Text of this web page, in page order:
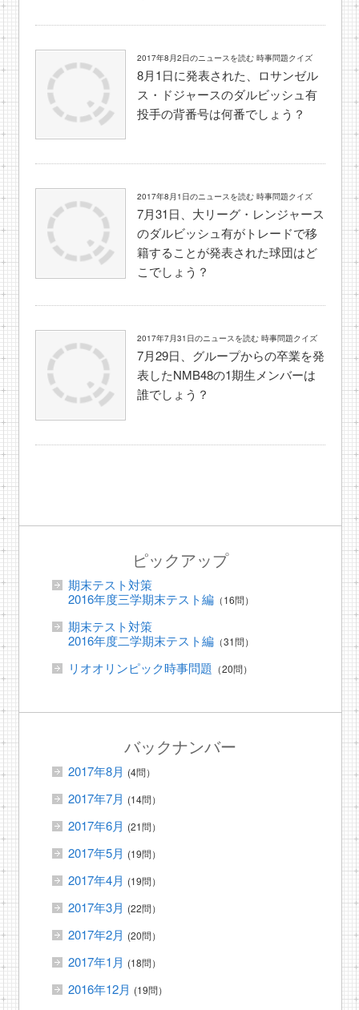
2017年8月2日のニュースを読む 時事問題クイズ
8月1日に発表された、ロサンゼル
ス・ドジャースのダルビッシュ有
投手の背番号は何番でしょう？
2017年8月1日のニュースを読む 時事問題クイズ
7月31日、大リーグ・レンジャース
のダルビッシュ有がトレードで移
籍することが発表された球団はど
こでしょう？
2017年7月31日のニュースを読む 時事問題クイズ
7月29日、グループからの卒業を発
表したNMB48の1期生メンバーは
誰でしょう？
ピックアップ
期末テスト対策
2016年度三学期末テスト編（16問）
期末テスト対策
2016年度二学期末テスト編（31問）
リオオリンピック時事問題 （20問）
バックナンバー
2017年8月 (4問）
2017年7月 (14問）
2017年6月 (21問）
2017年5月 (19問）
2017年4月 (19問）
2017年3月 (22問）
2017年2月 (20問）
2017年1月 (18問）
2016年12月 (19問）